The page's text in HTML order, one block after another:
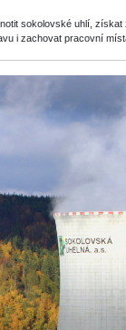
sokolovské uhlí, získat
i zachovat pracovní